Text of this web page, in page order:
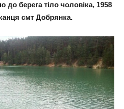
до берега тіло чоловіка, 1958
смт Добрянка.